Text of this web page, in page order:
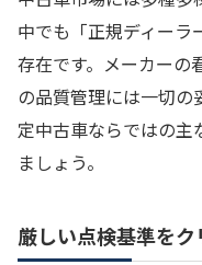
中でも「正規ディーラ
存在です。メーカーの
の品質管理には一切
定中古車ならではの主
ましょう。
厳しい点検基準を